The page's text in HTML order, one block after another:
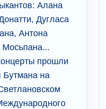
Алана
Дугласа
Антона
прошли
Бутмана на